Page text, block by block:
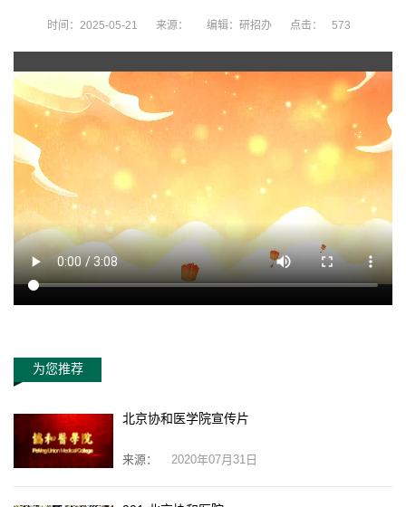
时间：2025-05-21 来源： 编辑：研招办 点击： 573
为您推荐
北京协和医学院宣传片
来源： 2020年07月31日